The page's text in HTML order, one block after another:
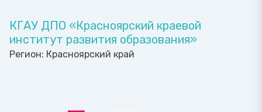
КГАУ ДПО «Красноярский краевой
институт развития образования»
Регион: Красноярский край